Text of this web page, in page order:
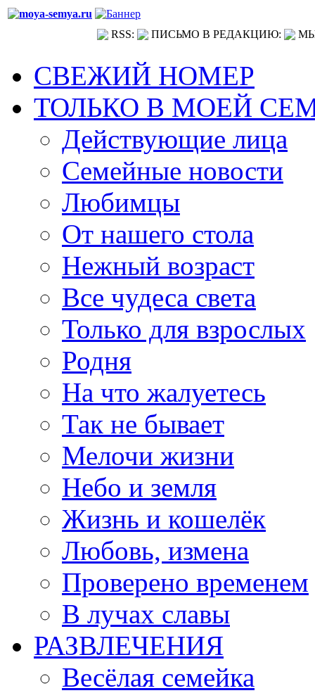
RSS: ПИСЬМО В РЕДАКЦИЮ:
СВЕЖИЙ НОМЕР
ТОЛЬКО В МОЕЙ
Действующие лица
Семейные новости
Любимцы
От нашего стола
Нежный возраст
Все чудеса света
Только для взрослых
Родня
На что жалуетесь
Так не бывает
Мелочи жизни
Небо и земля
Жизнь и кошелёк
Любовь, измена
Проверено временем
В лучах славы
РАЗВЛЕЧЕНИЯ
Весёлая семейка